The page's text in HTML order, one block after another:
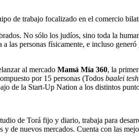
de trabajo focalizado en el comercio
No sólo los judíos, sino toda la
las personas físicamente, e incluso
al mercado Mamá Mía 360, la
por 15 personas (Todos baalei
de la Start-Up Nation a los distintos
de Torá fijo y diario, trabaja para
de nuevos mercados. Cuenta con las